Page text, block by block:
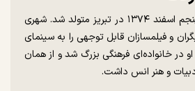
فاطمه مسعودی‌فر در پنجم اسفند ۱۳۷۴ در تبریز متولد شد. شهری
و فیلمسازان قابل توجهی را به سینمای
در خانواده‌ای فرهنگی بزرگ شد و از همان
و هنر انس داشت.